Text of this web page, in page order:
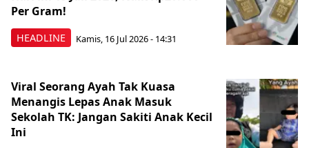
HEADLINE
Per Gram!
Kamis, 16 Jul 2026 - 14:31
Viral Seorang Ayah Tak Kuasa
Menangis Lepas Anak Masuk
Sekolah TK: Jangan Sakiti Anak Kecil
Ini